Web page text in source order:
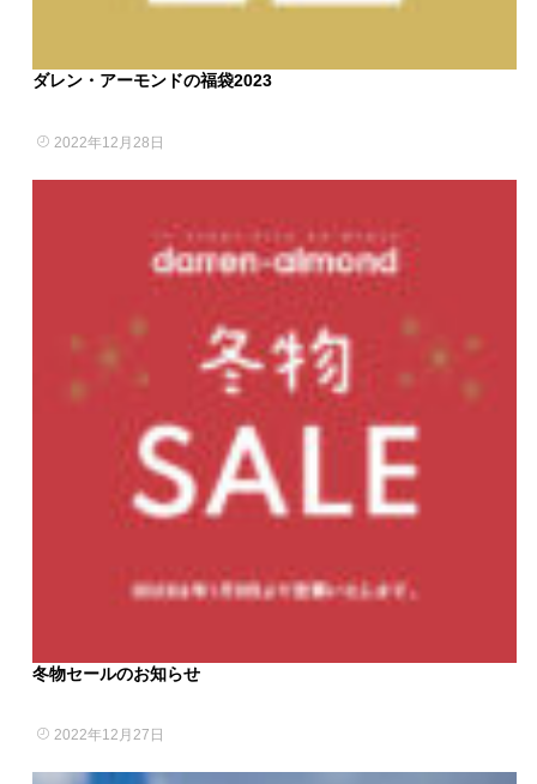
ダレン・アーモンドの福袋2023
2022年12月28日
冬物セールのお知らせ
2022年12月27日